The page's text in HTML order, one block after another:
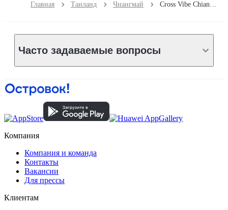
Главная Таиланд Чиангмай Cross Vibe Chiang Mai Decem
Часто задаваемые вопросы
Компания
Компания и команда
Контакты
Вакансии
Для прессы
Клиентам